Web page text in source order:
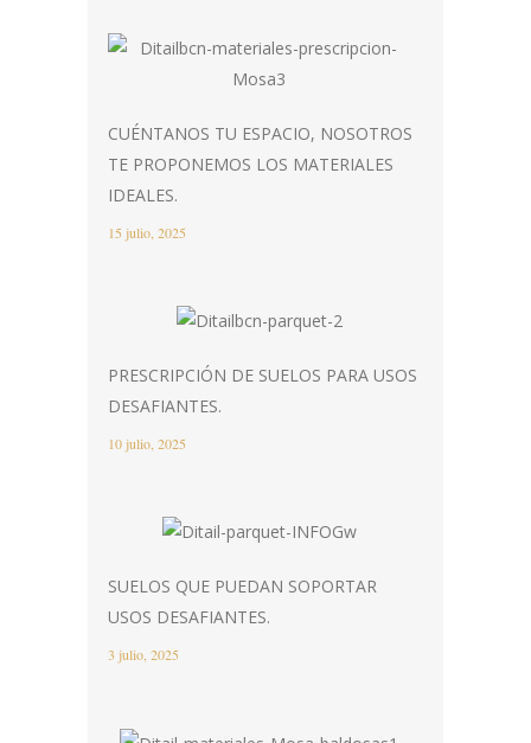
CUÉNTANOS TU ESPACIO, NOSOTROS
TE PROPONEMOS LOS MATERIALES
IDEALES.
15 julio, 2025
PRESCRIPCIÓN DE SUELOS PARA USOS
DESAFIANTES.
10 julio, 2025
SUELOS QUE PUEDAN SOPORTAR
USOS DESAFIANTES.
3 julio, 2025